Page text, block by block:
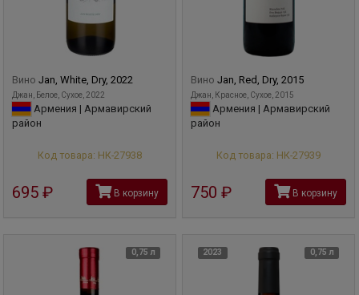
Вино Jan, White, Dry, 2022
Джан, Белое, Сухое, 2022
Армения | Армавирский
район
Код товара: НК-27938
695 В корзину
Вино Jan, Red, Dry, 2015
Джан, Красное, Сухое, 2015
Армения | Армавирский
район
Код товара: НК-27939
750 В корзину
0,75 л 2023 0,75 л